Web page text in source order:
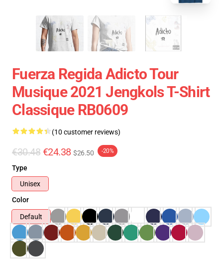
Fuerza Regida Adicto Tour
Musique 2021 Jengkols T-Shirt
Classique RB0609
(10 customer reviews)
€30.48 €24.38 $26.50 -20%
Type
Unisex
Color
Default